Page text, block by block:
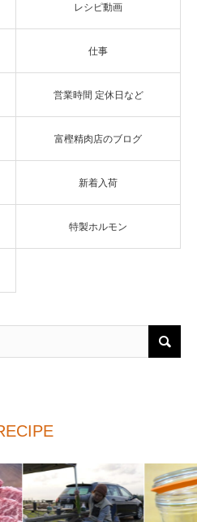
レシピ動画
仕事
営業時間 定休日など
富樫精肉店のブログ
新着入荷
特製ホルモン